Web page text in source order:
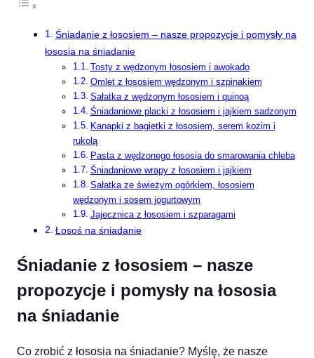
Śniadanie z łososiem – nasze propozycje i pomysły na
łososia na śniadanie
Tosty z wędzonym łososiem i awokado
Omlet z łososiem wędzonym i szpinakiem
Sałatka z wędzonym łososiem i quinoą
Śniadaniowe placki z łososiem i jajkiem sadzonym
Kanapki z bagietki z łososiem, serem kozim i
rukolą
Pasta z wędzonego łososia do smarowania chleba
Śniadaniowe wrapy z łososiem i jajkiem
Sałatka ze świeżym ogórkiem, łososiem
wędzonym i sosem jogurtowym
Jajecznica z łososiem i szparagami
Łosoś na śniadanie
Śniadanie z łososiem – nasze
propozycje i pomysły na łososia
na śniadanie
Co zrobić z łososia na śniadanie? Myślę, że nasze